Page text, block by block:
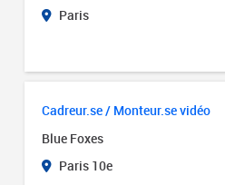
Paris
Cadreur.se / Monteur.se vidéo
Blue Foxes
Paris 10e